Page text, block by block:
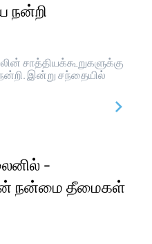
நன்றி
சாத்தியக்கூறுகளுக்கு
இன்று சந்தையில்
-
நன்மை தீமைகள்